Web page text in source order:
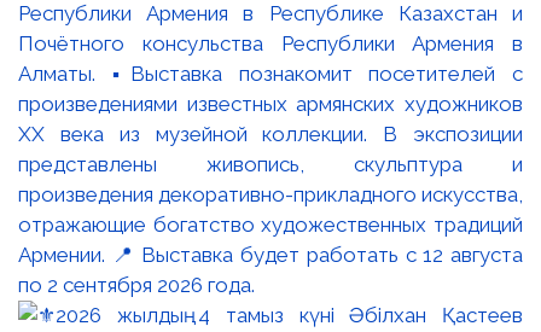
Республики Армения в Республике Казахстан и
Почётного консульства Республики Армения в
Алматы. ▪️Выставка познакомит посетителей с
произведениями известных армянских художников
XX века из музейной коллекции. В экспозиции
представлены живопись, скульптура и
произведения декоративно-прикладного искусства,
отражающие богатство художественных традиций
Армении. 📍 Выставка будет работать с 12 августа
по 2 сентября 2026 года.